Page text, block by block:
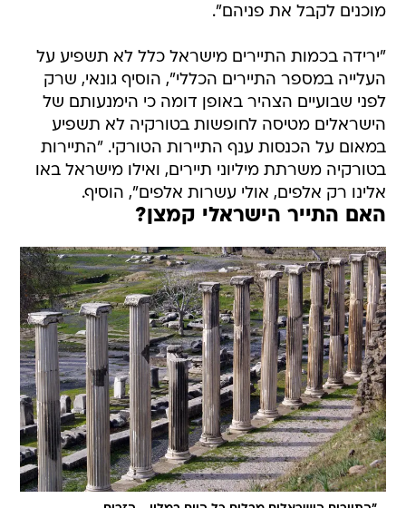
מוכנים לקבל את פניהם".
"ירידה בכמות התיירים מישראל כלל לא תשפיע על
העלייה במספר התיירים הכללי", הוסיף גונאי, שרק
לפני שבועיים הצהיר באופן דומה כי הימנעותם של
הישראלים מטיסה לחופשות בטורקיה לא תשפיע
במאום על הכנסות ענף התיירות הטורקי. "התיירות
בטורקיה משרתת מיליוני תיירים, ואילו מישראל באו
אלינו רק אלפים, אולי עשרות אלפים", הוסיף.
האם התייר הישראלי קמצן?